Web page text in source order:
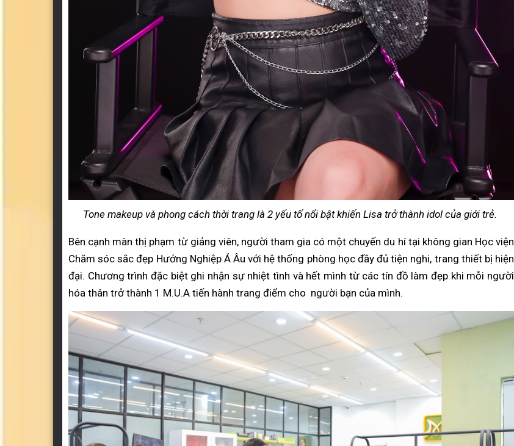
Tone makeup và phong cách thời trang là 2 yếu tố nổi bật khiến Lisa trở thành idol của giới trẻ.
Bên cạnh màn thị phạm từ giảng viên, người tham gia có một chuyến du hí tại không gian Học viện
Chăm sóc sắc đẹp Hướng Nghiệp Á Âu với hệ thống phòng học đầy đủ tiện nghi, trang thiết bị hiện
đại. Chương trình đặc biệt ghi nhận sự nhiệt tình và hết mình từ các tín đồ làm đẹp khi mỗi người
hóa thân trở thành 1 M.U.A tiến hành trang điểm cho người bạn của mình.